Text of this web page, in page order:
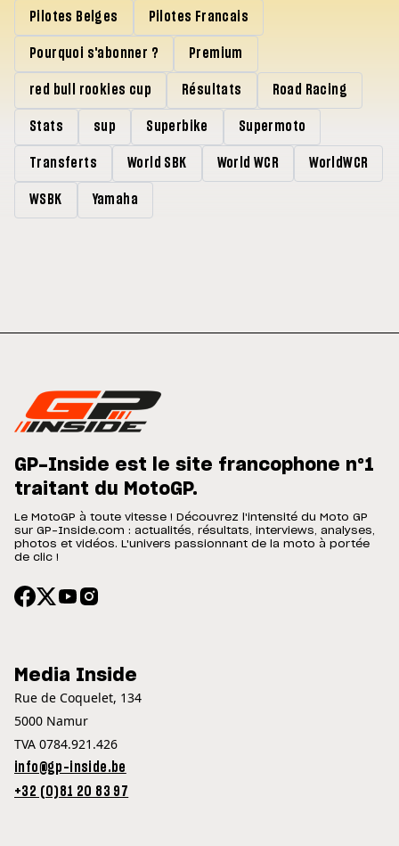
Pilotes Belges Pilotes Francais
Pourquoi s'abonner ? Premium
red bull rookies cup Résultats Road Racing
Stats sup Superbike Supermoto
Transferts World SBK World WCR WorldWCR
WSBK Yamaha
GP-Inside est le site francophone n°1
traitant du MotoGP.
Le MotoGP à toute vitesse ! Découvrez l'intensité du Moto GP
sur GP-Inside.com : actualités, résultats, interviews, analyses,
photos et vidéos. L'univers passionnant de la moto à portée
de clic !
Media Inside
Rue de Coquelet, 134
5000 Namur
TVA 0784.921.426
info@gp-inside.be
+32 (0)81 20 83 97